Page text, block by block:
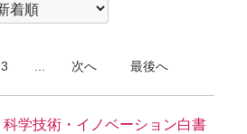
3 次へ 最後へ
科学技術・イノベーション白書